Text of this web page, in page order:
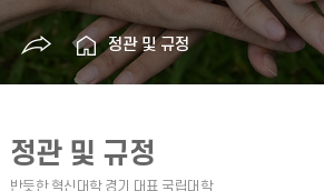
정관 및 규정
정관 및 규정